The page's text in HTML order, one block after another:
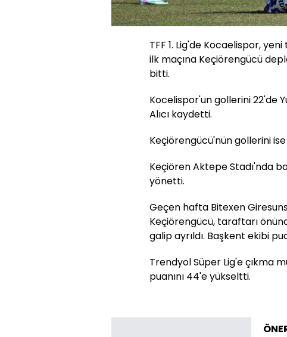
TFF 1. Lig'de Kocaelispor,
ilk maçına Keçiörengücü
bitti.
Kocelispor'un gollerini 22'de
Alıcı kaydetti.
Keçiörengücü'nün gollerini
Keçiören Aktepe Stadı'nda
yönetti.
Geçen hafta Bitexen
Keçiörengücü, taraftarı
galip ayrıldı. Başkent ekibi
Trendyol Süper Lig'e çıkma
puanını 44'e yükseltti.